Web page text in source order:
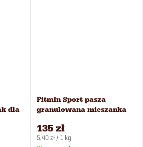
dla
Fitmin Sport pasza
granulowana mieszanka
135 zł
Cena
5,40 zł / 1 kg